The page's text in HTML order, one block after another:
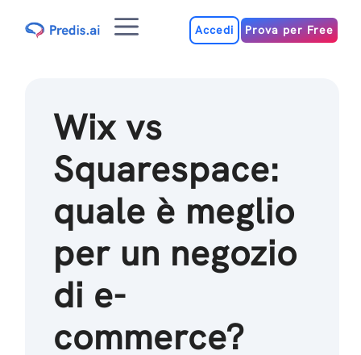
MenuAccedi Prova per Free
Wix vs
Squarespace:
quale è meglio
per un negozio
di e-
commerce?